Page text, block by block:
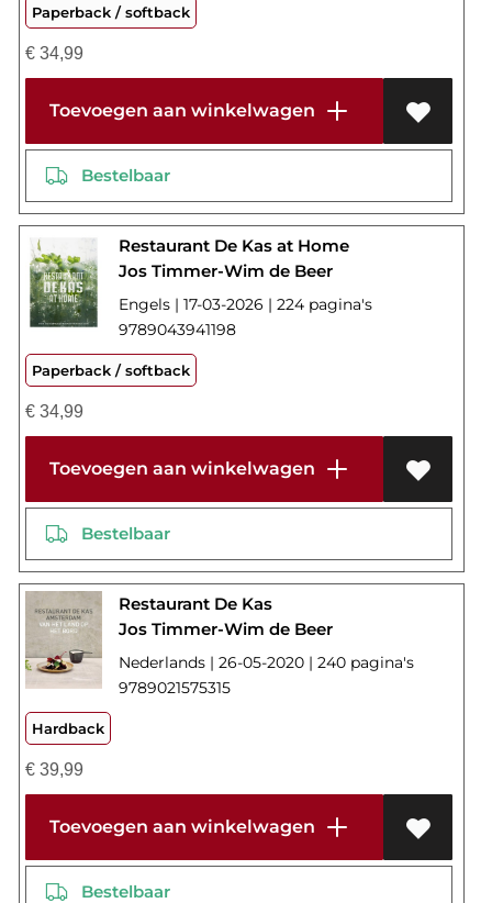
Paperback / softback
€34,99
Toevoegen aan winkelwagen
Bestelbaar
Restaurant De Kas at Home
Jos Timmer-Wim de Beer
Engels | 17-03-2026 | 224 pagina's
9789043941198
Paperback / softback
€34,99
Toevoegen aan winkelwagen
Bestelbaar
Restaurant De Kas
Jos Timmer-Wim de Beer
Nederlands | 26-05-2020 | 240 pagina's
9789021575315
Hardback
€39,99
Toevoegen aan winkelwagen
Bestelbaar